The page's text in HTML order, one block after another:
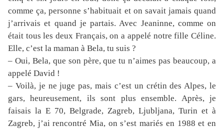
comme ça, personne s’habituait et on savait jamais quand
j’arrivais et quand je partais. Avec Jeaninne, comme on
était tous les deux Français, on a appelé notre fille Céline.
Elle, c’est la maman à Bela, tu suis ?
– Oui, Bela, que son père, que tu n’aimes pas beaucoup, a
appelé David !
– Voilà, je ne juge pas, mais c’est un crétin des Alpes, le
gars, heureusement, ils sont plus ensemble. Après, je
faisais la E 70, Belgrade, Zagreb, Ljubljana, Turin et à
Zagreb, j’ai rencontré Mia, on s’est mariés en 1988 et en